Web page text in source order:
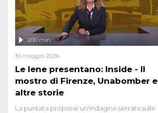
Le Iene presentano: Inside - Il
mostro di Firenze, Unabomber e
altre storie
200 min
19 maggio 2026
La puntata propone un'indagine serrata sulle